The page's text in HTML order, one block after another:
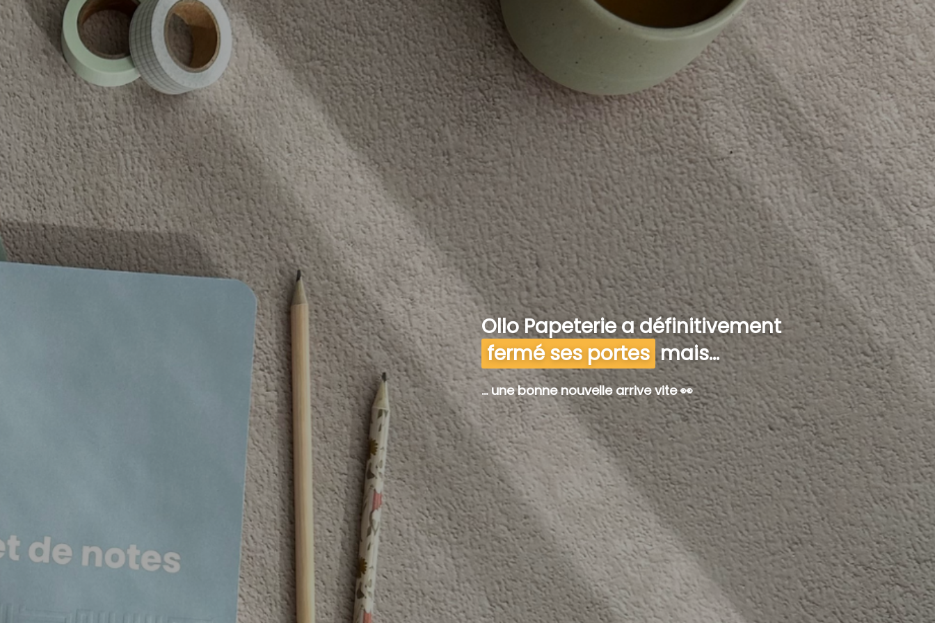
Ollo Papeterie a définitivement
fermé ses portes mais...
... une bonne nouvelle arrive vite 👀